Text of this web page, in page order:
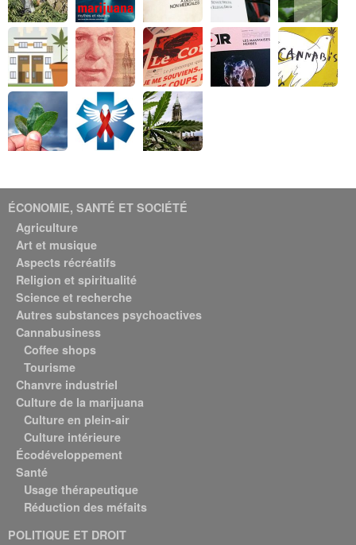
ÉCONOMIE, SANTÉ ET SOCIÉTÉ
Agriculture
Art et musique
Aspects récréatifs
Religion et spiritualité
Science et recherche
Autres substances psychoactives
Cannabusiness
Coffee shops
Tourisme
Chanvre industriel
Culture de la marijuana
Culture en plein-air
Culture intérieure
Écodéveloppement
Santé
Usage thérapeutique
Réduction des méfaits
POLITIQUE ET DROIT